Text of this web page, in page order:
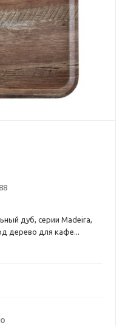
дуб, серии Madeira,
дерево для кафе...